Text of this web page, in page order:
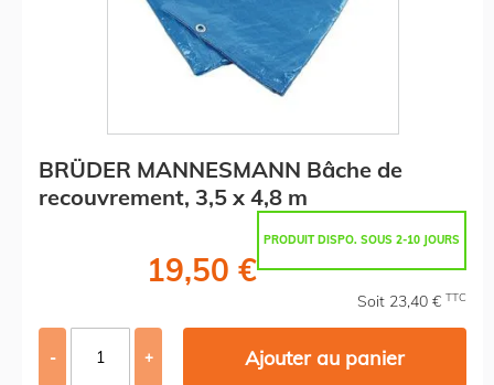
BRÜDER MANNESMANN Bâche de
recouvrement, 3,5 x 4,8 m
PRODUIT DISPO. SOUS 2-10 JOURS
19,50 €
Soit 23,40 € TTC
- + Ajouter au panier